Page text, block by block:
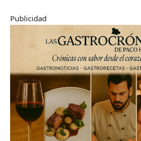
Publicidad